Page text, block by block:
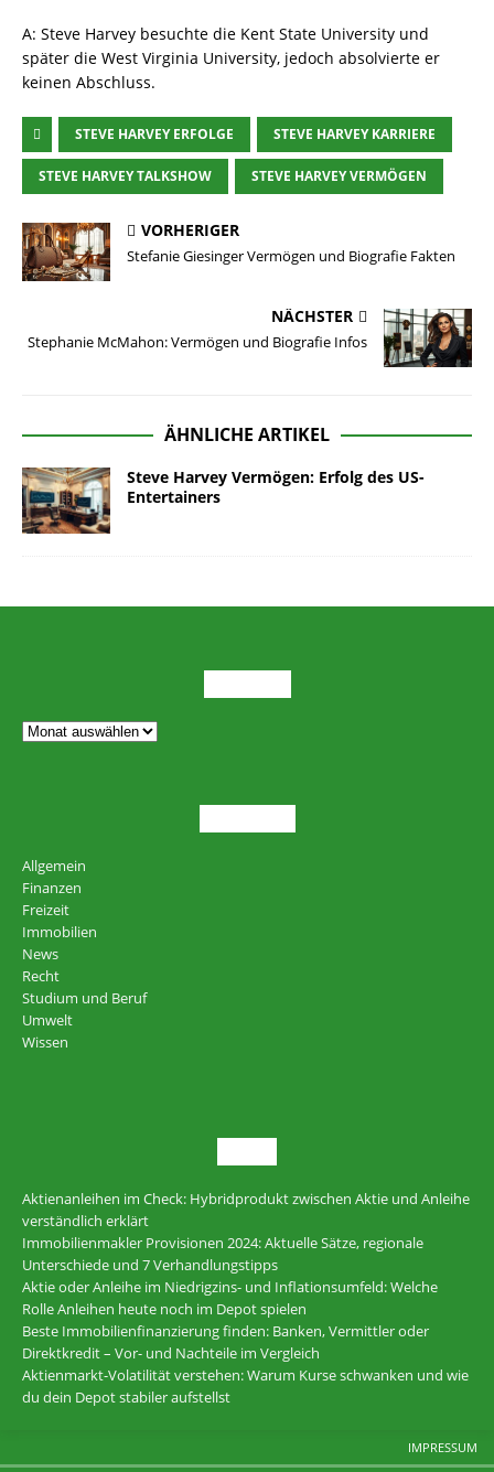
A: Steve Harvey besuchte die Kent State University und
später die West Virginia University, jedoch absolvierte er
keinen Abschluss.
STEVE HARVEY ERFOLGE STEVE HARVEY KARRIERE
STEVE HARVEY TALKSHOW STEVE HARVEY VERMÖGEN
VORHERIGER
Stefanie Giesinger Vermögen und Biografie Fakten
NÄCHSTER
Stephanie McMahon: Vermögen und Biografie Infos
ÄHNLICHE ARTIKEL
Steve Harvey Vermögen: Erfolg des US-
Entertainers
Allgemein
Finanzen
Freizeit
Immobilien
News
Recht
Studium und Beruf
Umwelt
Wissen
Aktienanleihen im Check: Hybridprodukt zwischen Aktie und Anleihe
verständlich erklärt
Immobilienmakler Provisionen 2024: Aktuelle Sätze, regionale
Unterschiede und 7 Verhandlungstipps
Aktie oder Anleihe im Niedrigzins- und Inflationsumfeld: Welche
Rolle Anleihen heute noch im Depot spielen
Beste Immobilienfinanzierung finden: Banken, Vermittler oder
Direktkredit – Vor- und Nachteile im Vergleich
Aktienmarkt-Volatilität verstehen: Warum Kurse schwanken und wie
du dein Depot stabiler aufstellst
IMPRESSUM